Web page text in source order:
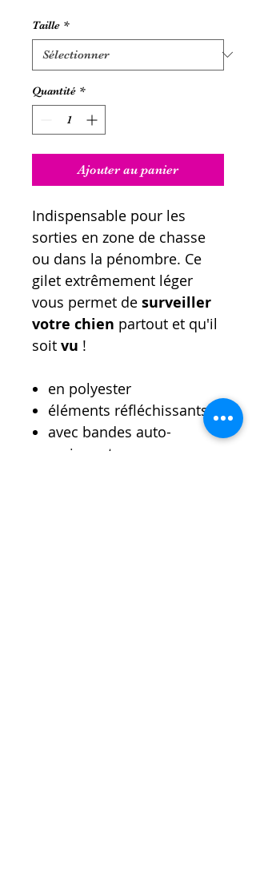
Taille *
Quantité *
Ajouter au panier
Indispensable pour les
sorties en zone de chasse
ou dans la pénombre. Ce
gilet extrêmement léger
vous permet de surveiller
votre chien partout et qu'il
soit vu !
en polyester
éléments réfléchissants
avec bandes auto-
agrippantes